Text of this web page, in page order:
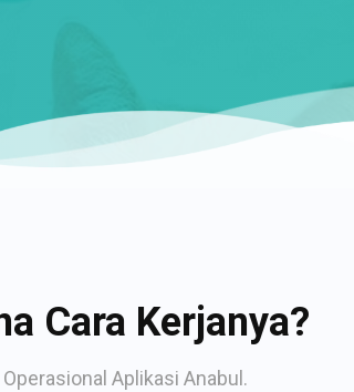
Cara Kerjanya?
Aplikasi Anabul.